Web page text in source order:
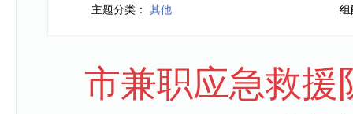
主题分类：
其他 组
市兼职应急救援